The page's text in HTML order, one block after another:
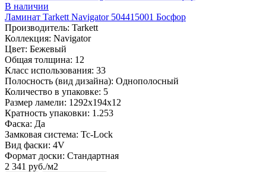
В наличии
Ламинат Tarkett Navigator 504415001 Босфор
Производитель: Tarkett
Коллекция: Navigator
Цвет: Бежевый
Общая толщина: 12
Класс использования: 33
Полосность (вид дизайна): Однополосный
Количество в упаковке: 5
Размер ламели: 1292х194х12
Кратность упаковки: 1.253
Фаска: Да
Замковая система: Tc-Lock
Вид фаски: 4V
Формат доски: Стандартная
2 341 руб./м2